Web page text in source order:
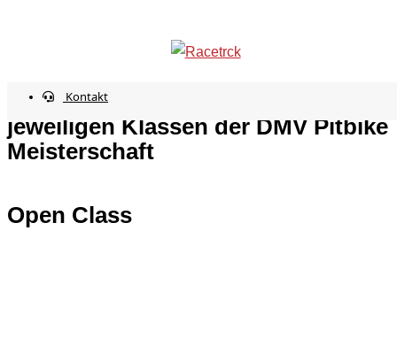
Kontakt
Rider & Class
Hier findest du alle Fahrer in den
jeweiligen Klassen der DMV Pitbike
Meisterschaft
Open Class